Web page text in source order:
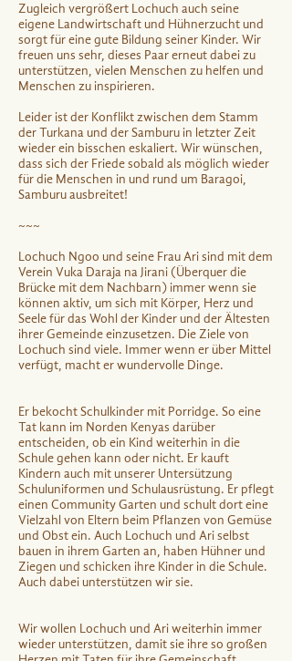
Zugleich vergrößert Lochuch auch seine
eigene Landwirtschaft und Hühnerzucht und
sorgt für eine gute Bildung seiner Kinder. Wir
freuen uns sehr, dieses Paar erneut dabei zu
unterstützen, vielen Menschen zu helfen und
Menschen zu inspirieren.
Leider ist der Konflikt zwischen dem Stamm
der Turkana und der Samburu in letzter Zeit
wieder ein bisschen eskaliert. Wir wünschen,
dass sich der Friede sobald als möglich wieder
für die Menschen in und rund um Baragoi,
Samburu ausbreitet!
~~~
Lochuch Ngoo und seine Frau Ari sind mit dem
Verein Vuka Daraja na Jirani (Überquer die
Brücke mit dem Nachbarn) immer wenn sie
können aktiv, um sich mit Körper, Herz und
Seele für das Wohl der Kinder und der Ältesten
ihrer Gemeinde einzusetzen. Die Ziele von
Lochuch sind viele. Immer wenn er über Mittel
verfügt, macht er wundervolle Dinge.
Er bekocht Schulkinder mit Porridge. So eine
Tat kann im Norden Kenyas darüber
entscheiden, ob ein Kind weiterhin in die
Schule gehen kann oder nicht. Er kauft
Kindern auch mit unserer Untersützung
Schuluniformen und Schulausrüstung. Er pflegt
einen Community Garten und schult dort eine
Vielzahl von Eltern beim Pflanzen von Gemüse
und Obst ein. Auch Lochuch und Ari selbst
bauen in ihrem Garten an, haben Hühner und
Ziegen und schicken ihre Kinder in die Schule.
Auch dabei unterstützen wir sie.
Wir wollen Lochuch und Ari weiterhin immer
wieder unterstützen, damit sie ihre so großen